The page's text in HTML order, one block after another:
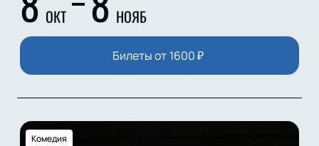
ОКТ НОЯБ
Билеты от 1600₽
Комедия